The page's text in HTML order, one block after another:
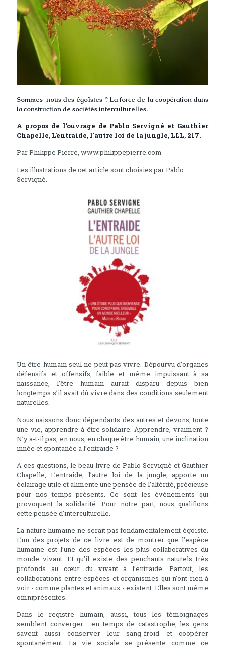
Sommes-nous des égoïstes ? La force de la coopération dans
la construction de sociétés interculturelles.
A propos de l’ouvrage de Pablo Servigné et Gauthier
Chapelle, L'entraide, l'autre loi de la jungle, LLL, 217.
Par Philippe Pierre, www.philippepierre.com
Les illustrations de cet article sont choisies par Pablo
Servigné.
Un être humain seul ne peut pas vivre. Dépourvu d’organes
défensifs et offensifs, faible et même impuissant à sa
naissance, l’être humain aurait disparu depuis bien
longtemps s’il avait dû vivre dans des conditions seulement
naturelles.
Nous naissons donc dépendants des autres et devons, toute
une vie, apprendre à être solidaire. Apprendre, vraiment ?
N’y a-t-il pas, en nous, en chaque être humain, une inclination
innée et spontanée à l’entraide ?
A ces questions, le beau livre de Pablo Servigné et Gauthier
Chapelle, L’entraide, l’autre loi de la jungle, apporte un
éclairage utile et alimente une pensée de l’altérité, précieuse
pour nos temps présents. Ce sont les évènements qui
provoquent la solidarité. Pour notre part, nous qualifions
cette pensée d'interculturelle.
La nature humaine ne serait pas fondamentalement égoïste.
L’un des projets de ce livre est de montrer que l’espèce
humaine est l’une des espèces les plus collaboratives du
monde vivant. Et qu’il existe des penchants naturels très
profonds au cœur du vivant à l’entraide. Partout, les
collaborations entre espèces et organismes qui n’ont rien à
voir - comme plantes et animaux - existent. Elles sont même
omniprésentes.
Dans le registre humain, aussi, tous les témoignages
semblent converger : en temps de catastrophe, les gens
savent aussi conserver leur sang-froid et coopérer
spontanément. La vie sociale se présente comme ce